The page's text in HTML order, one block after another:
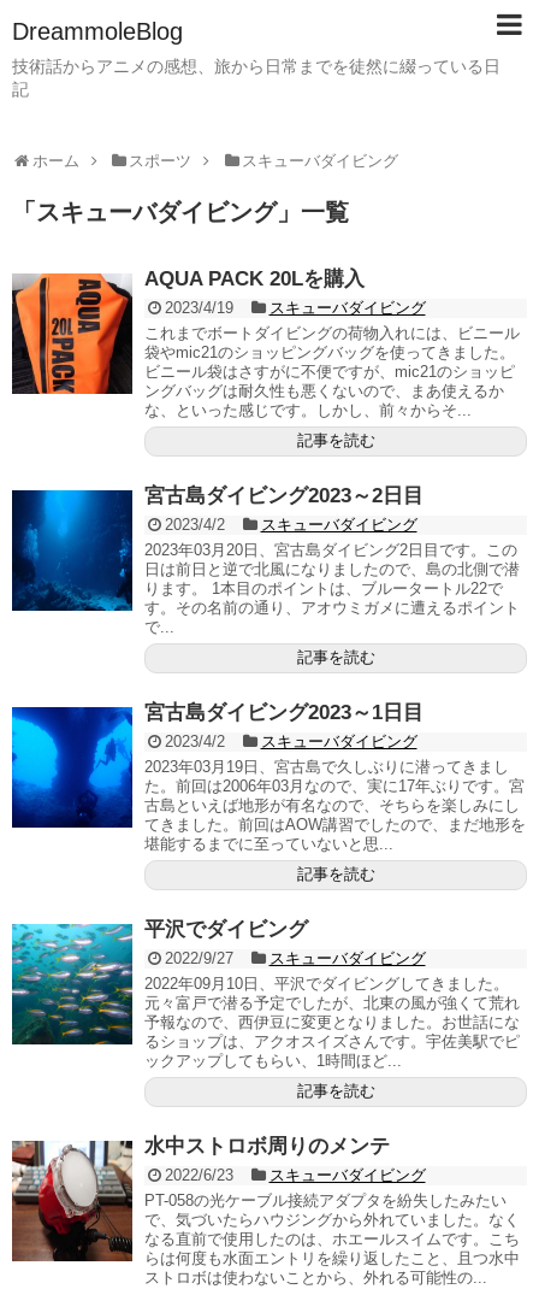
DreammoleBlog
技術話からアニメの感想、旅から日常までを徒然に綴っている日
記
ホーム スポーツ スキューバダイビング
「 スキューバダイビング」 一覧
AQUA PACK 20Lを購入
2023/4/19
スキューバダイビング
これまでボートダイビングの荷物入れには、ビニール
袋やmic21のショッピングバッグを使ってきました。
ビニール袋はさすがに不便ですが、mic21のショッピ
ングバッグは耐久性も悪くないので、まあ使えるか
な、といった感じです。しかし、前々からそ...
記事を読む
宮古島ダイビング2023～2日目
2023/4/2
スキューバダイビング
2023年03月20日、宮古島ダイビング2日目です。この
日は前日と逆で北風になりましたので、島の北側で潜
ります。 1本目のポイントは、ブルータートル22で
す。その名前の通り、アオウミガメに遭えるポイント
で...
記事を読む
宮古島ダイビング2023～1日目
2023/4/2
スキューバダイビング
2023年03月19日、宮古島で久しぶりに潜ってきまし
た。前回は2006年03月なので、実に17年ぶりです。宮
古島といえば地形が有名なので、そちらを楽しみにし
てきました。前回はAOW講習でしたので、まだ地形を
堪能するまでに至っていないと思...
記事を読む
平沢でダイビング
2022/9/27
スキューバダイビング
2022年09月10日、平沢でダイビングしてきました。
元々富戸で潜る予定でしたが、北東の風が強くて荒れ
予報なので、西伊豆に変更となりました。お世話にな
るショップは、アクオスイズさんです。宇佐美駅でピ
ックアップしてもらい、1時間ほど...
記事を読む
水中ストロボ周りのメンテ
2022/6/23
スキューバダイビング
PT-058の光ケーブル接続アダプタを紛失したみたい
で、気づいたらハウジングから外れていました。なく
なる直前で使用したのは、ホエールスイムです。こち
らは何度も水面エントリを繰り返したこと、且つ水中
ストロボは使わないことから、外れる可能性の...